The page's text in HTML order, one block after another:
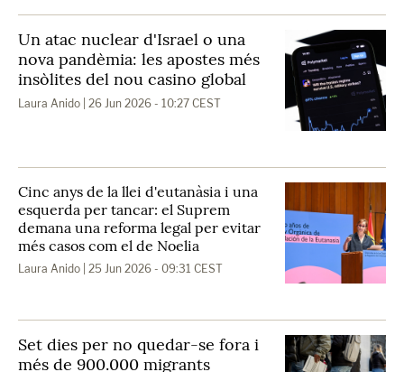
Un atac nuclear d'Israel o una
nova pandèmia: les apostes més
insòlites del nou casino global
Laura Anido | 26 Jun 2026 - 10:27 CEST
Cinc anys de la llei d'eutanàsia i una
esquerda per tancar: el Suprem
demana una reforma legal per evitar
més casos com el de Noelia
Laura Anido | 25 Jun 2026 - 09:31 CEST
Set dies per no quedar-se fora i
més de 900.000 migrants